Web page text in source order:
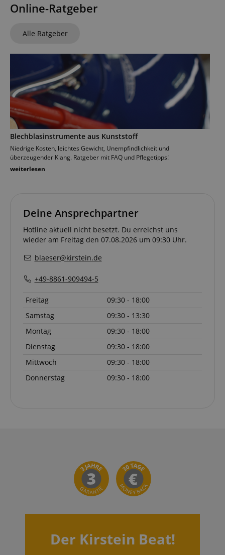
Online-Ratgeber
Alle Ratgeber
Blechblasinstrumente aus Kunststoff
Niedrige Kosten, leichtes Gewicht, Unempfindlichkeit und
überzeugender Klang. Ratgeber mit FAQ und Pflegetipps!
weiterlesen
Deine Ansprechpartner
Hotline aktuell nicht besetzt. Du erreichst uns
wieder am Freitag den 07.08.2026 um 09:30 Uhr.
blaeser@kirstein.de
+49-8861-909494-5
Freitag
09:30 - 18:00
Samstag
09:30 - 13:30
Montag
09:30 - 18:00
Dienstag
09:30 - 18:00
Mittwoch
09:30 - 18:00
Donnerstag
09:30 - 18:00
Der Kirstein Beat!